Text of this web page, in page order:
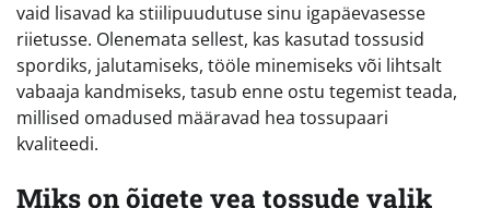
vaid lisavad ka stiilipuudutuse sinu igapäevasesse
riietusse. Olenemata sellest, kas kasutad tossusid
spordiks, jalutamiseks, tööle minemiseks või lihtsalt
vabaaja kandmiseks, tasub enne ostu tegemist teada,
millised omadused määravad hea tossupaari
kvaliteedi.
Miks on õigete vea tossude valik